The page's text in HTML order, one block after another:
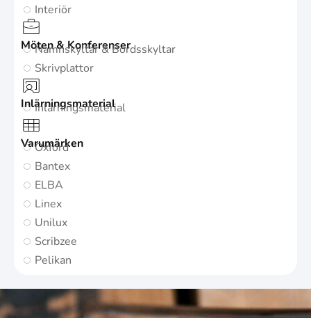
Interiör
Möten & Konferenser
Namnskyltar & Bordsskyltar
Skrivplattor
Inlärningsmaterial
Inlärningsmaterial
Varumärken
Oxford
Bantex
ELBA
Linex
Unilux
Scribzee
Pelikan